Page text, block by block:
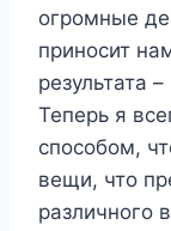
огромные
приносит
результата
Теперь я
способом,
вещи, что
различного